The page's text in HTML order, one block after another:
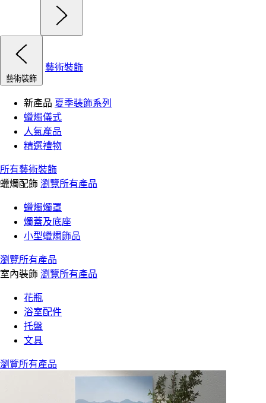
藝術裝飾
藝術裝飾
新產品 夏季裝飾系列
蠟燭儀式
人氣產品
精選禮物
所有藝術裝飾
蠟燭配飾 瀏覽所有產品
蠟燭燭罩
燭蓋及底座
小型蠟燭飾品
瀏覽所有產品
室內裝飾 瀏覽所有產品
花瓶
浴室配件
托盤
文具
瀏覽所有產品